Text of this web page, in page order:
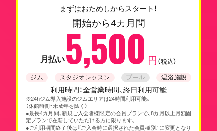
まずはおためしからスタート！
開始から4カ月間
月払い5,500 円 （税込）
ジム スタジオレッスン プール 温浴施設
利用時間：全営業時間、終日利用可能
※24hジム導入施設のジムエリアは24時間利用可能。
（休館時間・未成年を除く）
●最長4カ月間、新規ご入会者様限定の会員プランで、8カ月以上月額固
定プランで在籍していただける方に限ります。
●ご利用期間終了後は『ご入会時に選択された会員種別』に変更となり